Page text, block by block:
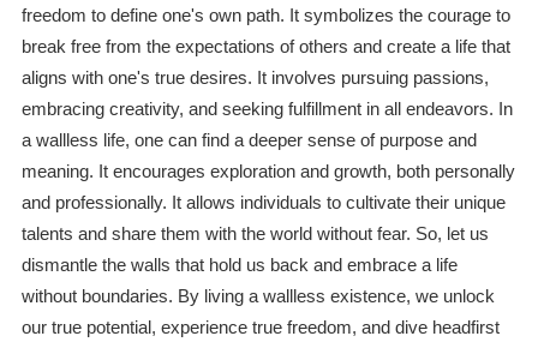
freedom to define one's own path. It symbolizes the courage to
break free from the expectations of others and create a life that
aligns with one's true desires. It involves pursuing passions,
embracing creativity, and seeking fulfillment in all endeavors. In
a wallless life, one can find a deeper sense of purpose and
meaning. It encourages exploration and growth, both personally
and professionally. It allows individuals to cultivate their unique
talents and share them with the world without fear. So, let us
dismantle the walls that hold us back and embrace a life
without boundaries. By living a wallless existence, we unlock
our true potential, experience true freedom, and dive headfirst